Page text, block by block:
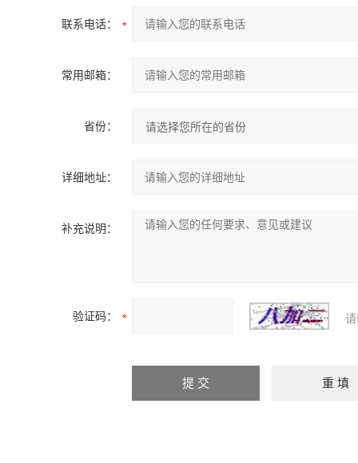
联系电话：
常用邮箱：
省份：
详细地址：
补充说明：
验证码：